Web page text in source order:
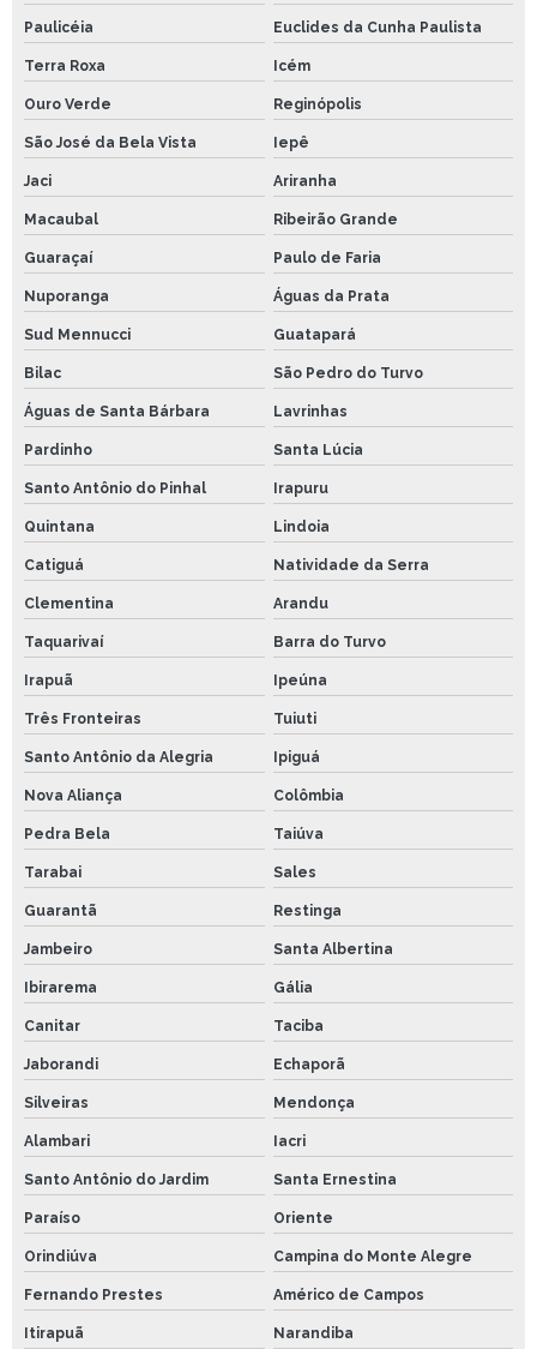
Paulicéia Euclides da Cunha Paulista
Terra Roxa Icém
Ouro Verde Reginópolis
São José da Bela Vista Iepê
Jaci Ariranha
Macaubal Ribeirão Grande
Guaraçaí Paulo de Faria
Nuporanga Águas da Prata
Sud Mennucci Guatapará
Bilac São Pedro do Turvo
Águas de Santa Bárbara Lavrinhas
Pardinho Santa Lúcia
Santo Antônio do Pinhal Irapuru
Quintana Lindoia
Catiguá Natividade da Serra
Clementina Arandu
Taquarivaí Barra do Turvo
Irapuã Ipeúna
Três Fronteiras Tuiuti
Santo Antônio da Alegria Ipiguá
Nova Aliança Colômbia
Pedra Bela Taiúva
Tarabai Sales
Guarantã Restinga
Jambeiro Santa Albertina
Ibirarema Gália
Canitar Taciba
Jaborandi Echaporã
Silveiras Mendonça
Alambari Iacri
Santo Antônio do Jardim Santa Ernestina
Paraíso Oriente
Orindiúva Campina do Monte Alegre
Fernando Prestes Américo de Campos
Itirapuã Narandiba